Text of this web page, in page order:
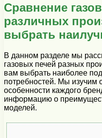
Сравнение
различных
выбрать
В данном разделе мы
газовых печей разных
вам выбрать наиболее
потребностей. Мы изучим
особенности каждого
информацию о
моделей.